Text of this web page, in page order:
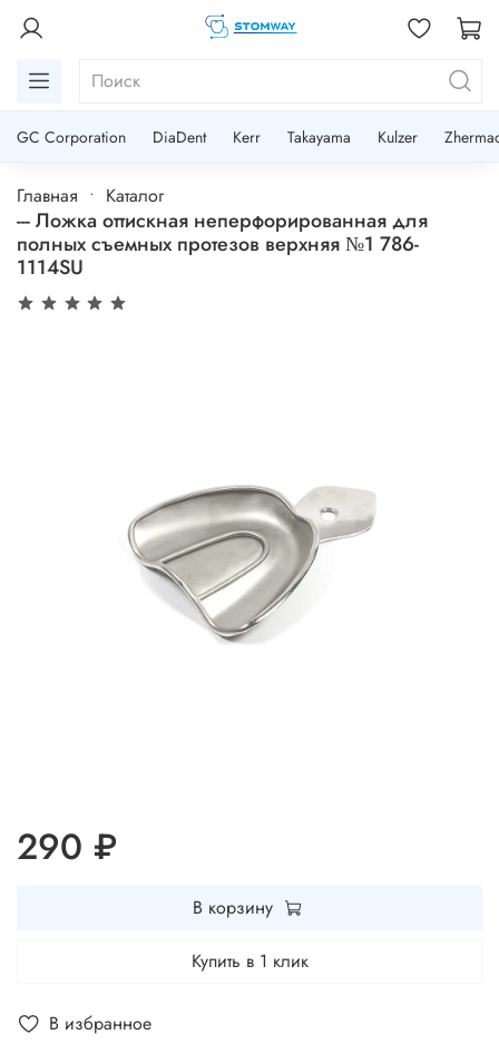
GC Corporation DiaDent Kerr Takayama Kulzer
Главная Каталог
--- Ложка оттискная неперфорированная для
полных съемных протезов верхняя №1 786-
1114SU
В избранное
290 ₽
В корзину
Купить в 1 клик